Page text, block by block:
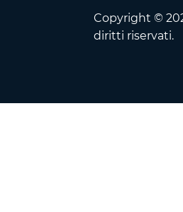
Copyright ©
diritti riservati.